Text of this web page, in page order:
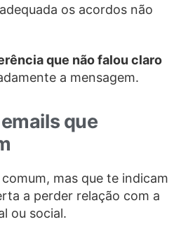
os acordos não
que não falou claro
a mensagem.
que
mas que te indicam
a perder relação com a
ou social.